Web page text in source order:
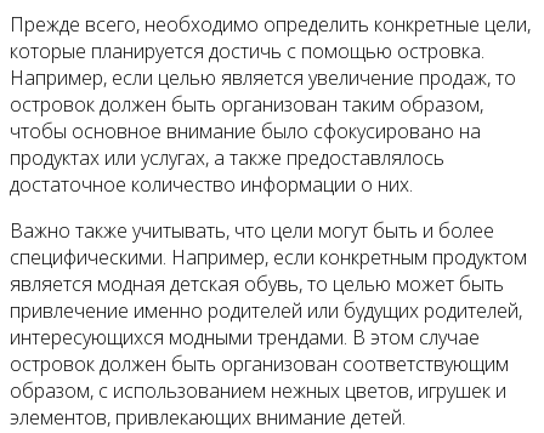
Прежде всего, необходимо определить конкретные цели,
которые планируется достичь с помощью островка.
Например, если целью является увеличение продаж, то
островок должен быть организован таким образом,
чтобы основное внимание было сфокусировано на
продуктах или услугах, а также предоставлялось
достаточное количество информации о них.
Важно также учитывать, что цели могут быть и более
специфическими. Например, если конкретным продуктом
является модная детская обувь, то целью может быть
привлечение именно родителей или будущих родителей,
интересующихся модными трендами. В этом случае
островок должен быть организован соответствующим
образом, с использованием нежных цветов, игрушек и
элементов, привлекающих внимание детей.